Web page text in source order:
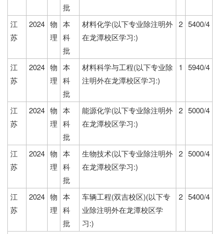
批
江
苏
2024 物
理
本
科
批
材料化学(以下专业除注明外
在龙潭校区学习:)
2 5400/4
江
苏
2024 物
理
本
科
批
材料科学与工程(以下专业除
注明外在龙潭校区学习:)
1 5940/4
江
苏
2024 物
理
本
科
批
能源化学(以下专业除注明外
在龙潭校区学习:)
2 5000/4
江
苏
2024 物
理
本
科
批
生物技术(以下专业除注明外
在龙潭校区学习:)
2 5000/4
江
苏
2024 物
理
本
科
批
车辆工程(双吉校区)(以下专
业除注明外在龙潭校区学
习:)
2 5400/4